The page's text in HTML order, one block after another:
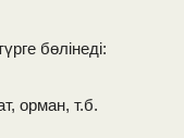
бөлінеді:
орман, т.б.